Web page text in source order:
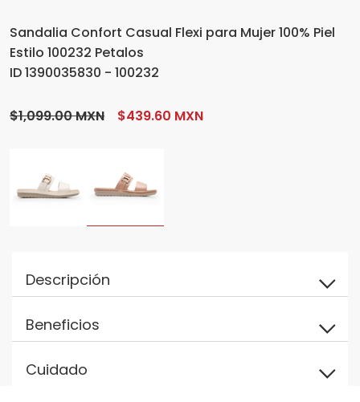
Sandalia Confort Casual Flexi para Mujer 100% Piel
Estilo 100232 Petalos
ID 1390035830 - 100232
$1,099.00 MXN $439.60 MXN
Descripción
Beneficios
Cuidado